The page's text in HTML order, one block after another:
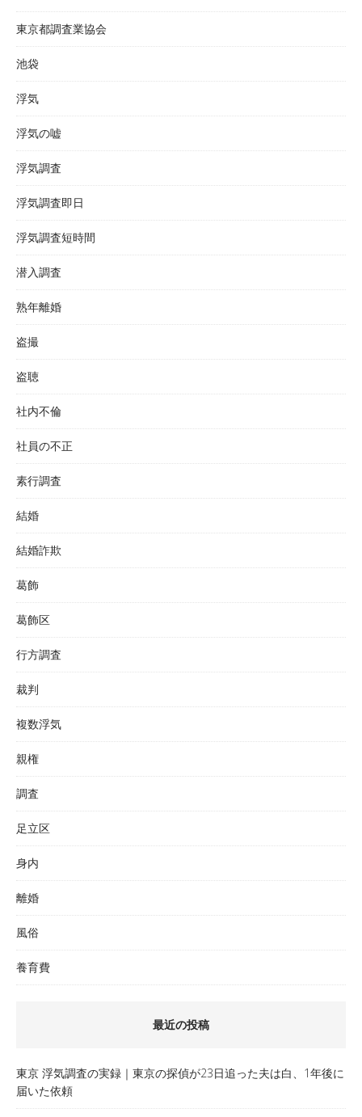
東京都調査業協会
池袋
浮気
浮気の嘘
浮気調査
浮気調査即日
浮気調査短時間
潜入調査
熟年離婚
盗撮
盗聴
社内不倫
社員の不正
素行調査
結婚
結婚詐欺
葛飾
葛飾区
行方調査
裁判
複数浮気
親権
調査
足立区
身内
離婚
風俗
養育費
最近の投稿
東京 浮気調査の実録｜東京の探偵が23日追った夫は白、1年後に
届いた依頼